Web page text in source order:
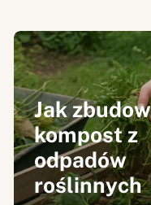
Jak
kompost z
odpadów
roślinnych